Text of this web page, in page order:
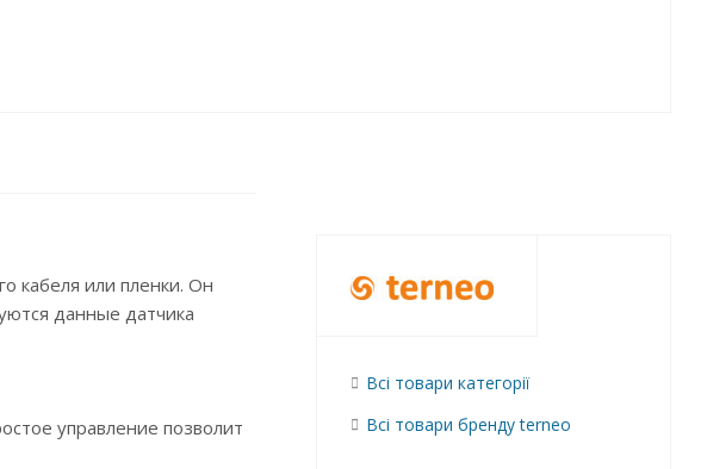
кабеля или пленки. Он
данные датчика
управление позволит
Всі товари категорії
Всі товари бренду terneo